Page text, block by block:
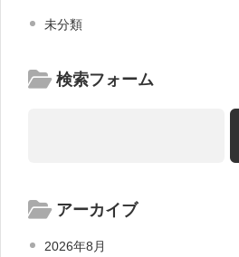
未分類
検索フォーム
アーカイブ
2026年8月